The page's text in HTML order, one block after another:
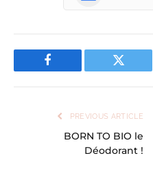
Facebook Twitter
PREVIOUS ARTICLE
BORN TO BIO le
Déodorant !